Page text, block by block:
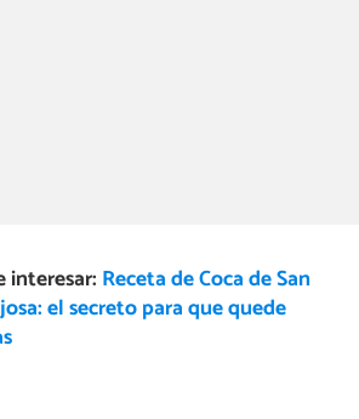
interesar: Receta de Coca de San
el secreto para que quede